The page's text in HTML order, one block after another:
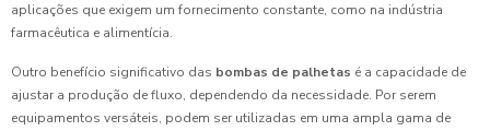
aplicações que exigem um fornecimento constante, como na indústria
farmacêutica e alimentícia.
Outro benefício significativo das bombas de palhetas é a capacidade de
ajustar a produção de fluxo, dependendo da necessidade. Por serem
equipamentos versáteis, podem ser utilizadas em uma ampla gama de